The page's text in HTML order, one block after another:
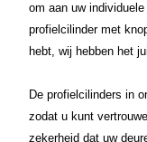
om aan uw
profielcilinder met
hebt, wij hebben het
De profielcilinders in
zodat u kunt
zekerheid dat uw